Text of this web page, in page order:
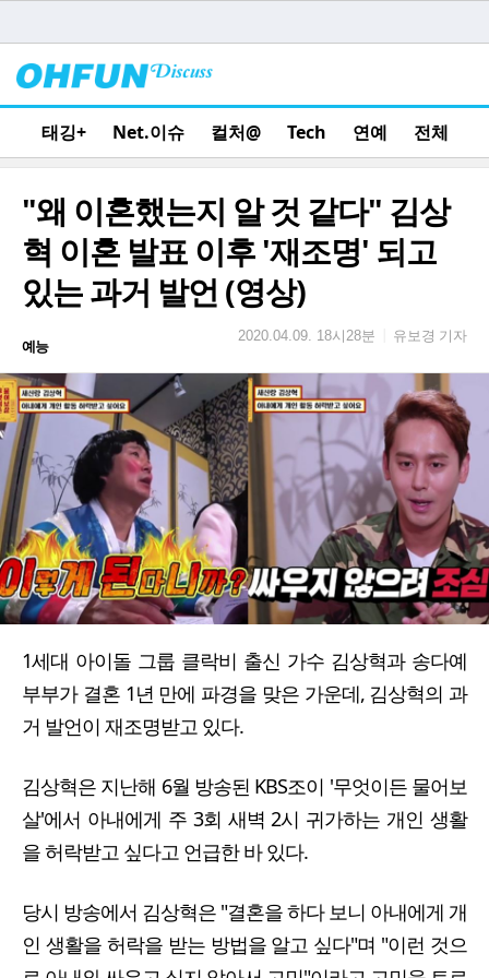
태깅+ Net.이슈 컬처@ Tech 연예 전체
"왜 이혼했는지 알 것 같다" 김상
혁 이혼 발표 이후 '재조명' 되고
있는 과거 발언 (영상)
예능
2020.04.09. 18시28분 유보경 기자
1세대 아이돌 그룹 클락비 출신 가수 김상혁과 송다예
부부가 결혼 1년 만에 파경을 맞은 가운데, 김상혁의 과
거 발언이 재조명받고 있다.
김상혁은 지난해 6월 방송된 KBS조이 '무엇이든 물어보
살'에서 아내에게 주 3회 새벽 2시 귀가하는 개인 생활
을 허락받고 싶다고 언급한 바 있다.
당시 방송에서 김상혁은 "결혼을 하다 보니 아내에게 개
인 생활을 허락을 받는 방법을 알고 싶다"며 "이런 것으